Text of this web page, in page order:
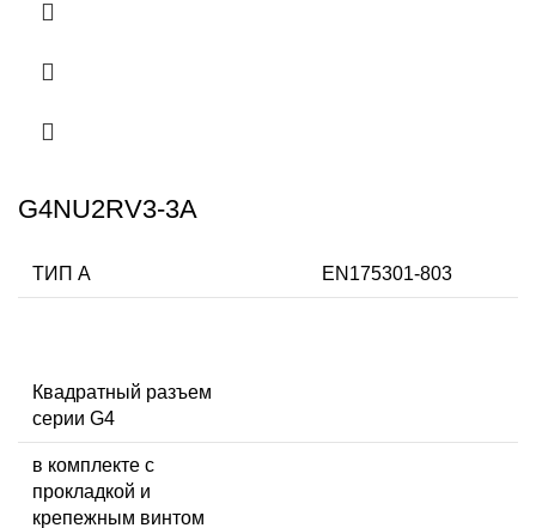
G4NU2RV3-3A
ТИП А EN175301-803
Квадратный разъем
серии G4
в комплекте с
прокладкой и
крепежным винтом